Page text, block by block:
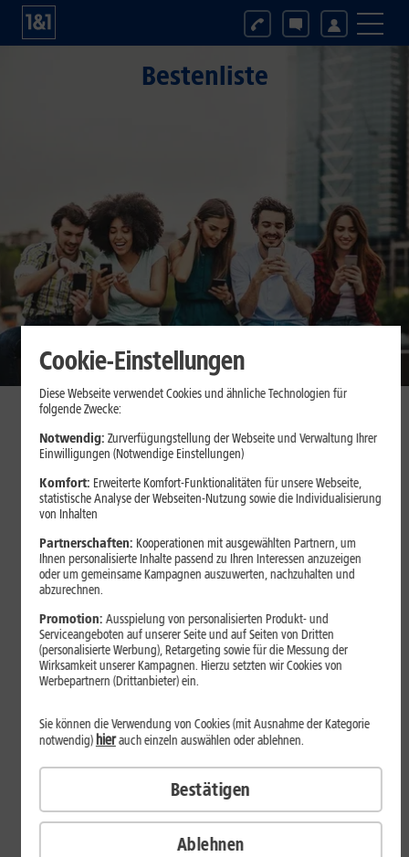
Bestenliste
Bestenliste
Smartphones mit langer
Akkulaufzeit 2026: Diese Modelle
halten im Alltag besonders lange
durch
Smartphones mit langer Akkulaufzeit sind 2026 gefragter denn
je. Der Artikel zeigt Modelle, die besonders lange durchhalten,
erklärt die wichtigsten Einflussfaktoren und vergleicht Geräte mit
großem Akku und hoher Energieeffizienz.
Cookie-Einstellungen
Diese Webseite verwendet Cookies und ähnliche Technologien für
folgende Zwecke:
Notwendig: Zurverfügungstellung der Webseite und Verwaltung Ihrer
Einwilligungen (Notwendige Einstellungen)
Komfort: Erweiterte Komfort-Funktionalitäten für unsere Webseite,
statistische Analyse der Webseiten-Nutzung sowie die Individualisierung
von Inhalten
Partnerschaften: Kooperationen mit ausgewählten Partnern, um
Ihnen personalisierte Inhalte passend zu Ihren Interessen anzuzeigen
oder um gemeinsame Kampagnen auszuwerten, nachzuhalten und
abzurechnen.
Promotion: Ausspielung von personalisierten Produkt- und
Serviceangeboten auf unserer Seite und auf Seiten von Dritten
(personalisierte Werbung), Retargeting sowie für die Messung der
Wirksamkeit unserer Kampagnen. Hierzu setzten wir Cookies von
Werbepartnern (Drittanbieter) ein.
Ablehnen
Sie können die Verwendung von Cookies (mit Ausnahme der Kategorie
notwendig) hierauch einzeln auswählen oder ablehnen.
Bestätigen